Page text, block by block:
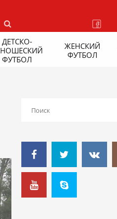
ДЕТСКО-
ФУТБОЛ
ЖЕНСКИЙ
ФУТБОЛ